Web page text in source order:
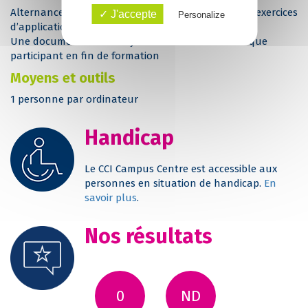
Alternance entre exposés théoriques et nombreux exercices
d’application
Une documentation de synthèse est remise à chaque
participant en fin de formation
Moyens et outils
1 personne par ordinateur
Handicap
Le CCI Campus Centre est accessible aux
personnes en situation de handicap. En
savoir plus.
Nos résultats
0 ND
✓ J'accepte Personalize